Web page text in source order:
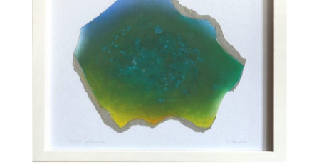
Sammlung zur Weltkunst
Neuzugänge
Sammlungsobjekte